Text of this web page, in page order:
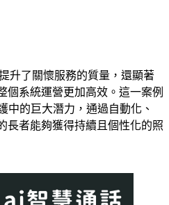
升了關懷服務的質量，還顯著
個系統運營更加高效。這一案例
中的巨大潛力，通過自動化、
長者能夠獲得持續且個性化的照